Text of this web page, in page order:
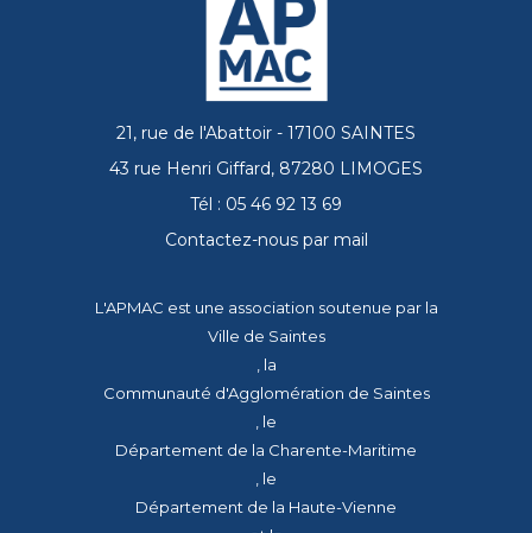
21, rue de l'Abattoir - 17100 SAINTES
43 rue Henri Giffard, 87280 LIMOGES
Tél : 05 46 92 13 69
Contactez-nous par mail
L'APMAC est une association soutenue par la
Ville de Saintes
, la
Communauté d'Agglomération de Saintes
, le
Département de la Charente-Maritime
, le
Département de la Haute-Vienne